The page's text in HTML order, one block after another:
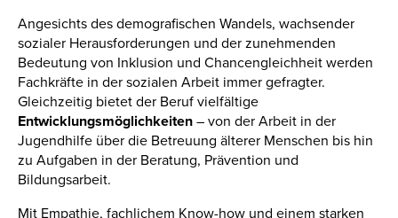
Angesichts des demografischen Wandels, wachsender
sozialer Herausforderungen und der zunehmenden
Bedeutung von Inklusion und Chancengleichheit werden
Fachkräfte in der sozialen Arbeit immer gefragter.
Gleichzeitig bietet der Beruf vielfältige
Entwicklungsmöglichkeiten – von der Arbeit in der
Jugendhilfe über die Betreuung älterer Menschen bis hin
zu Aufgaben in der Beratung, Prävention und
Bildungsarbeit.
Mit Empathie, fachlichem Know-how und einem starken